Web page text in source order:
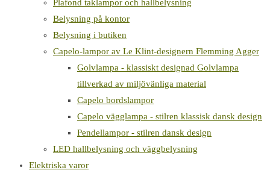
Plafond taklampor och hallbelysning
Belysning på kontor
Belysning i butiken
Capelo-lampor av Le Klint-designern Flemming Agger
Golvlampa - klassiskt designad Golvlampa
tillverkad av miljövänliga material
Capelo bordslampor
Capelo vägglampa - stilren klassisk dansk design
Pendellampor - stilren dansk design
LED hallbelysning och väggbelysning
Elektriska varor